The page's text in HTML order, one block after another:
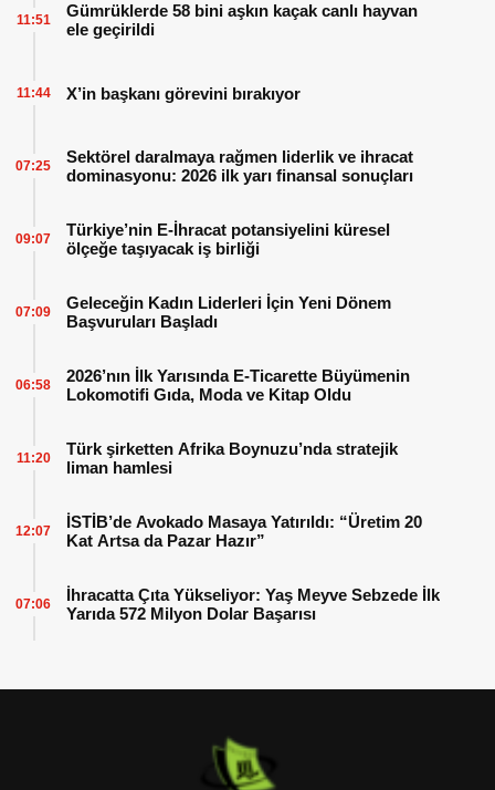
Gümrüklerde 58 bini aşkın kaçak canlı hayvan
ele geçirildi
11:51
X’in başkanı görevini bırakıyor
11:44
Sektörel daralmaya rağmen liderlik ve ihracat
dominasyonu: 2026 ilk yarı finansal sonuçları
07:25
Türkiye’nin E-İhracat potansiyelini küresel
ölçeğe taşıyacak iş birliği
09:07
Geleceğin Kadın Liderleri İçin Yeni Dönem
Başvuruları Başladı
07:09
2026’nın İlk Yarısında E-Ticarette Büyümenin
Lokomotifi Gıda, Moda ve Kitap Oldu
06:58
Türk şirketten Afrika Boynuzu’nda stratejik
liman hamlesi
11:20
İSTİB’de Avokado Masaya Yatırıldı: “Üretim 20
Kat Artsa da Pazar Hazır”
12:07
İhracatta Çıta Yükseliyor: Yaş Meyve Sebzede İlk
Yarıda 572 Milyon Dolar Başarısı
07:06